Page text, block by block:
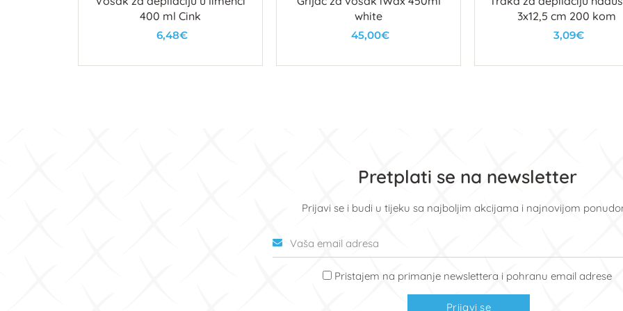
400 ml Cink
6,48€
U košaricu
white
45,00€
U košaricu
3x12,5 cm 200 kom
3,09€
U košaricu
Pretplati se na newsletter
Prijavi se i budi u tijeku sa najboljim akcijama i najnovijom
Pristajem na primanje newslettera i pohranu email adrese
Prijavi se